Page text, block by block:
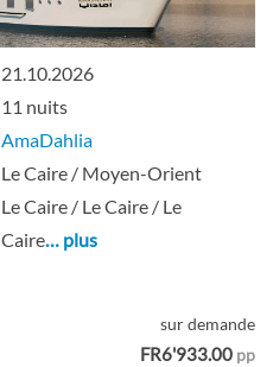
21.10.2026
11 nuits
AmaDahlia
Le Caire / Moyen-Orient
Le Caire / Le Caire / Le
Caire… plus
sur demande
FR6'933.00 pp